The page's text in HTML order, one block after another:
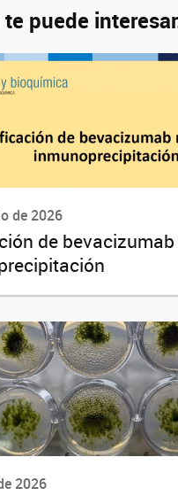
puede
de 2026
de
2026